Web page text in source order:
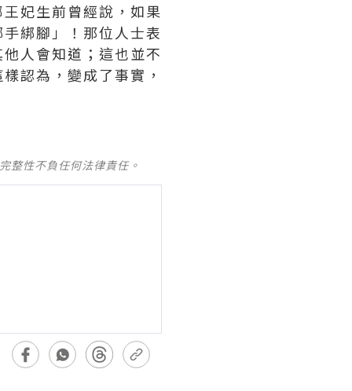
妃生前曾經說，如果
綁腳」！那位人士表
人會知道；這也並不
認為，變成了事實，
整性不負任何法律責任。